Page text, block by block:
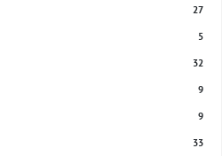
27
5
32
9
9
33